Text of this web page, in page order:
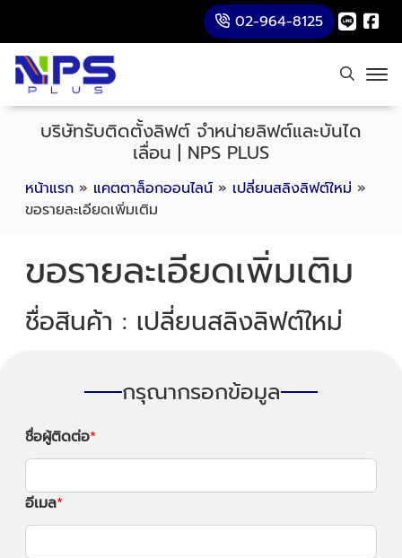
02-964-8125
หน้าแรก » แคตตาล็อกออนไลน์ » เปลี่ยนสลิงลิฟต์ใหม่ »
ขอรายละเอียดเพิ่มเติม
บริษัทรับติดตั้งลิฟต์ จำหน่ายลิฟต์และบันได
เลื่อน | NPS PLUS
ขอรายละเอียดเพิ่มเติม
ชื่อสินค้า : เปลี่ยนสลิงลิฟต์ใหม่
กรุณากรอกข้อมูล
ชื่อผู้ติดต่อ
อีเมล